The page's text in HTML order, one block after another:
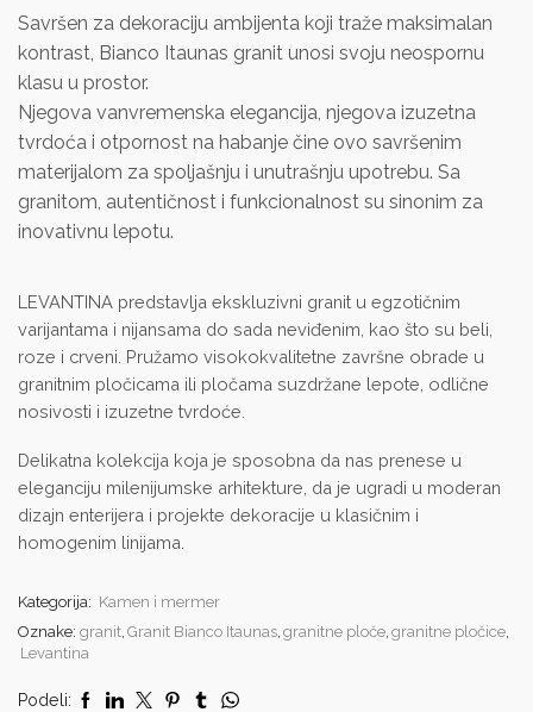
Savršen za dekoraciju ambijenta koji traže maksimalan
kontrast, Bianco Itaunas granit unosi svoju neospornu
klasu u prostor.
Njegova vanvremenska elegancija, njegova izuzetna
tvrdoća i otpornost na habanje čine ovo savršenim
materijalom za spoljašnju i unutrašnju upotrebu. Sa
granitom, autentičnost i funkcionalnost su sinonim za
inovativnu lepotu.
LEVANTINA predstavlja ekskluzivni granit u egzotičnim
varijantama i nijansama do sada neviđenim, kao što su beli,
roze i crveni. Pružamo visokokvalitetne završne obrade u
granitnim pločicama ili pločama suzdržane lepote, odlične
nosivosti i izuzetne tvrdoće.
Delikatna kolekcija koja je sposobna da nas prenese u
eleganciju milenijumske arhitekture, da je ugradi u moderan
dizajn enterijera i projekte dekoracije u klasičnim i
homogenim linijama.
Kategorija: Kamen i mermer
Oznake: granit, Granit Bianco Itaunas, granitne ploče, granitne pločice,
Levantina
Podeli: